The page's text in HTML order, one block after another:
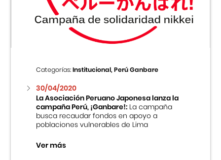
Centro Cultural Peruano Japonés
Museo de la Inmigración Japonesa
Fondo Editorial
Teatro Peruano Japonés
Categorías:Institucional, Perú Ganbare
30/04/2020
La Asociación Peruano Japonesa lanza la
campaña Perú, ¡Ganbare!:La campaña
busca recaudar fondos en apoyo a
poblaciones vulnerables de Lima
Ver más